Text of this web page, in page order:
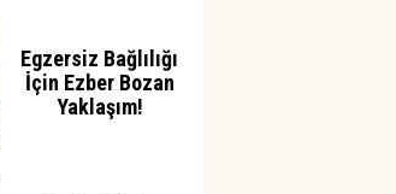
Egzersiz Bağlılığı
İçin Ezber Bozan
Yaklaşım!